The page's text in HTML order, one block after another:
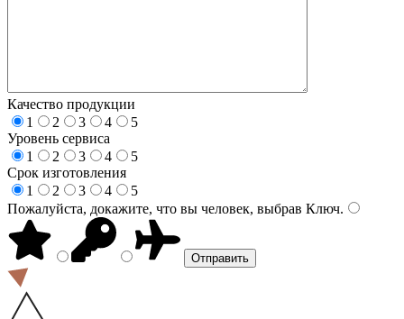
Качество продукции
1
2 3 4
5
Уровень сервиса
1
2 3 4
5
Срок изготовления
1
2 3 4
5
Пожалуйста, докажите, что вы человек, выбрав Ключ.